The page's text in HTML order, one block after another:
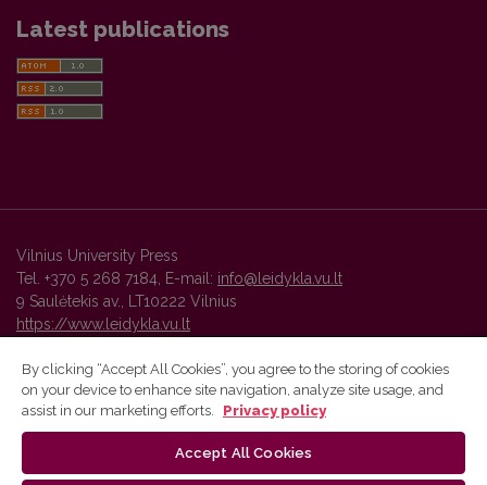
Latest publications
Vilnius University Press
Tel. +370 5 268 7184, E-mail: info@leidykla.vu.lt
9 Saulėtekis av., LT10222 Vilnius
https://www.leidykla.vu.lt
Vilnius University Press platform and metadata are distributed by
By clicking “Accept All Cookies”, you agree to the storing of cookies
on your device to enhance site navigation, analyze site usage, and
assist in our marketing efforts.
Privacy policy
Accept All Cookies